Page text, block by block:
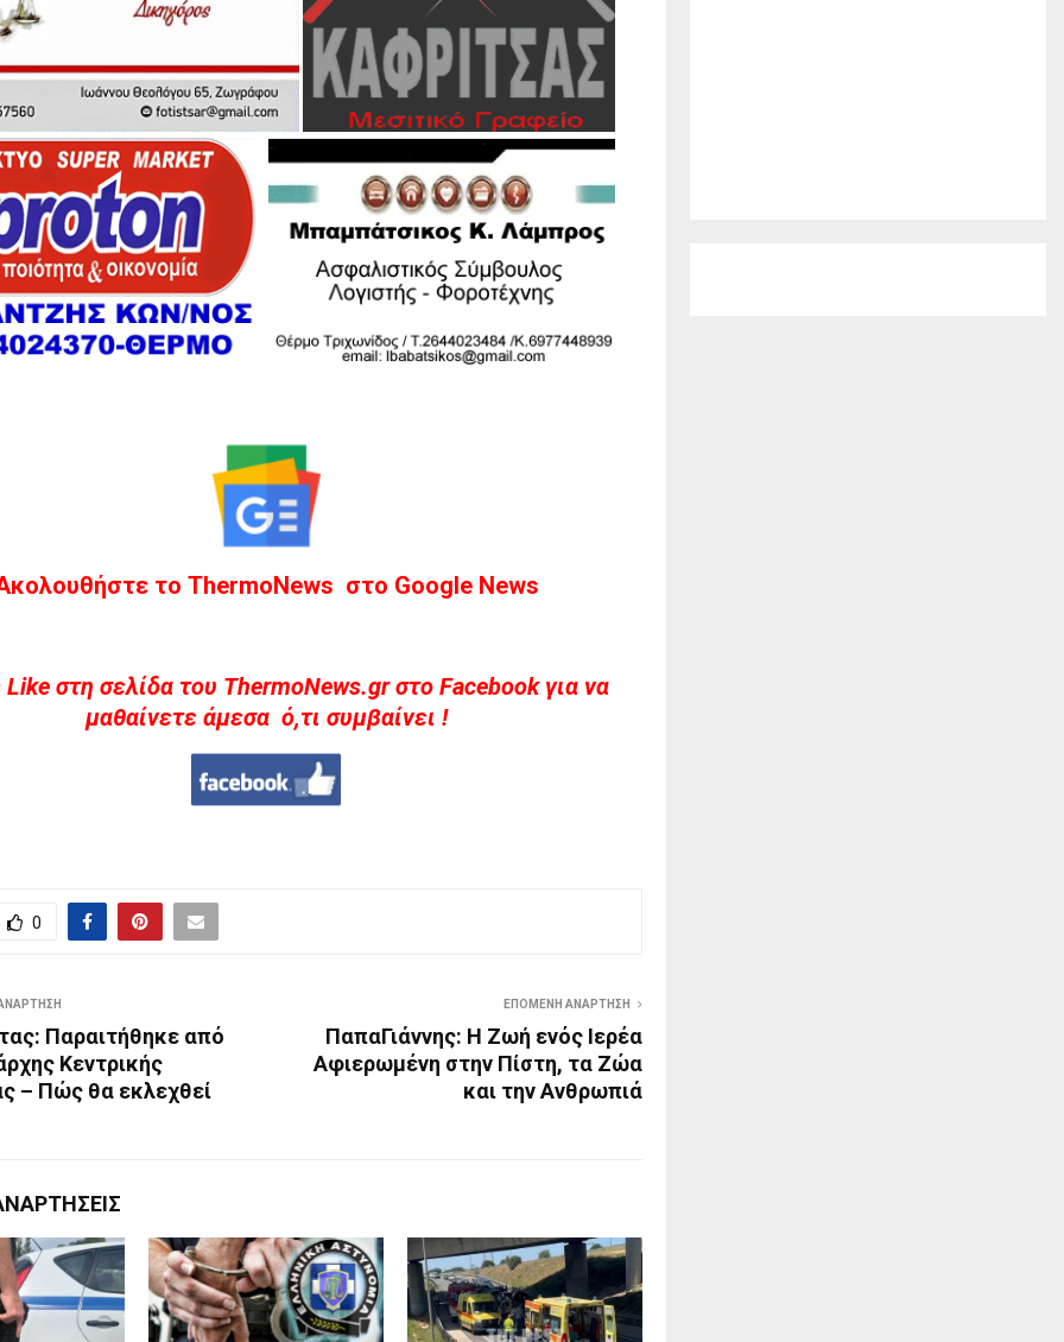
το ThermoNews στο Google News
Like στη σελίδα του ThermoNews.gr στο Facebook για να
μαθαίνετε άμεσα ό,τι συμβαίνει !
0
Παραιτήθηκε από
Κεντρικής
– Πώς θα εκλεχθεί
ΕΠΌΜΕΝΗ ΑΝΆΡΤΗΣΗ
ΠαπαΓιάννης: Η Ζωή ενός Ιερέα
Αφιερωμένη στην Πίστη, τα Ζώα
και την Ανθρωπιά